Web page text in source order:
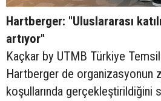
Hartberger: "Uluslararası
artıyor"
Kaçkar by UTMB Türkiye
Hartberger de organizasyonun
koşullarında gerçekleştirildiğini